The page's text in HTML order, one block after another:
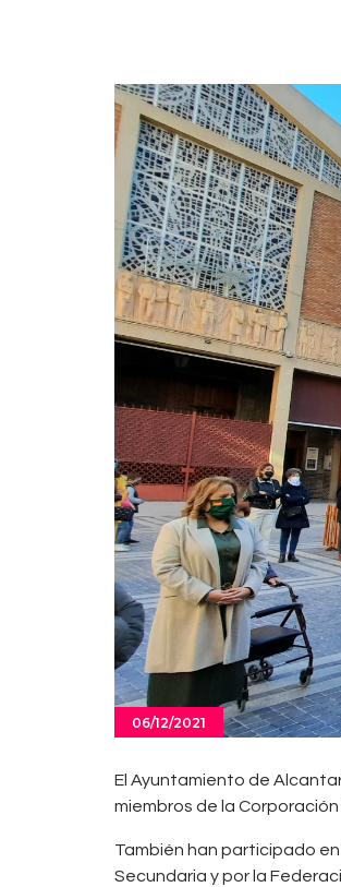
06/12/2021
El Ayuntamiento de
miembros de la Corporación
También han participado
Secundaria y por la